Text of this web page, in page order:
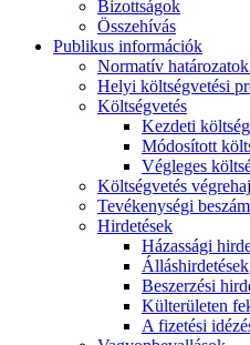
Bizottságok
Összehívás
Publikus információk
Normatív
Helyi költségvetési
Költségvetés
Kezdeti
Módosított
Végleges
Költségvetés
Tevékenységi
Hirdetések
Házassági
Álláshirdetések
Beszerzési
Külterületen
A fizetési